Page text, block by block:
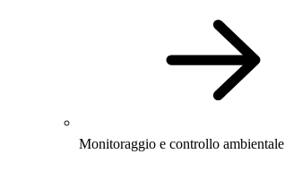
Monitoraggio e controllo ambientale